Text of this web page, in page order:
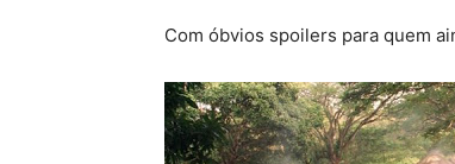
Com óbvios spoilers para quem